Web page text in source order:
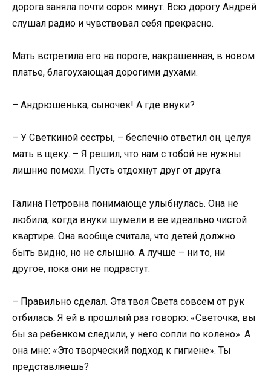
дорога заняла почти сорок минут. Всю дорогу Андрей
слушал радио и чувствовал себя прекрасно.
Мать встретила его на пороге, накрашенная, в новом
платье, благоухающая дорогими духами.
– Андрюшенька, сыночек! А где внуки?
– У Светкиной сестры, – беспечно ответил он, целуя
мать в щеку. – Я решил, что нам с тобой не нужны
лишние помехи. Пусть отдохнут друг от друга.
Галина Петровна понимающе улыбнулась. Она не
любила, когда внуки шумели в ее идеально чистой
квартире. Она вообще считала, что детей должно
быть видно, но не слышно. А лучше – ни то, ни
другое, пока они не подрастут.
– Правильно сделал. Эта твоя Света совсем от рук
отбилась. Я ей в прошлый раз говорю: «Светочка, вы
бы за ребенком следили, у него сопли по колено». А
она мне: «Это творческий подход к гигиене». Ты
представляешь?